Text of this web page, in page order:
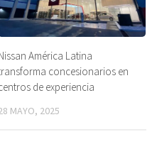
América Latina
concesionarios en
de experiencia
MAYO, 2025